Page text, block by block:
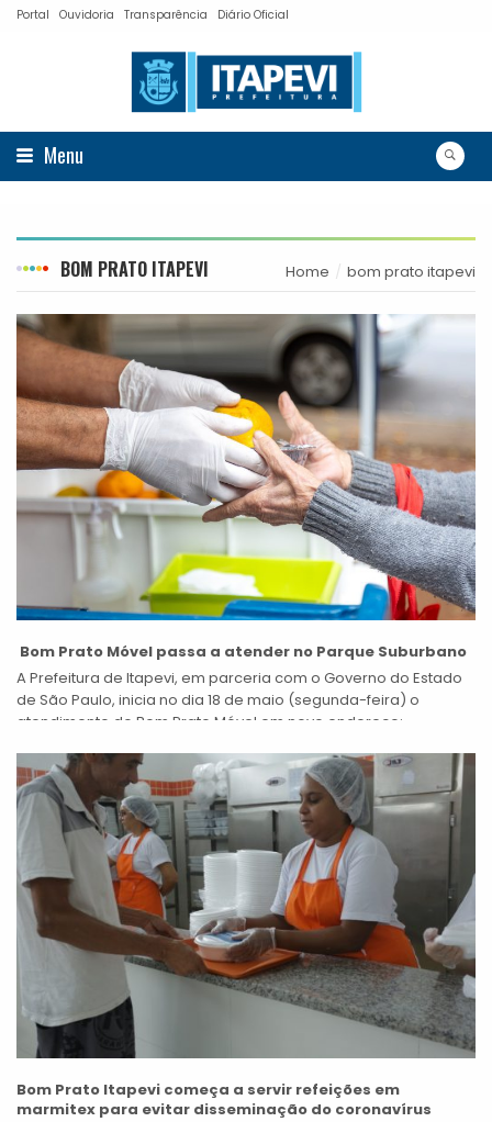
Portal Ouvidoria Transparência Diário Oficial
Menu
BOM PRATO ITAPEVI Home bom prato itapevi
Bom Prato Móvel passa a atender no Parque Suburbano
A Prefeitura de Itapevi, em parceria com o Governo do Estado
de São Paulo, inicia no dia 18 de maio (segunda-feira) o
atendimento do Bom Prato Móvel em novo endereço:...
Bom Prato Itapevi começa a servir refeições em
marmitex para evitar disseminação do coronavírus